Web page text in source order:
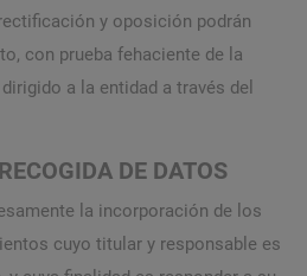
y oposición podrán
con prueba fehaciente de la
a la entidad a través del
DE DATOS
la incorporación de los
cuyo titular y responsable es